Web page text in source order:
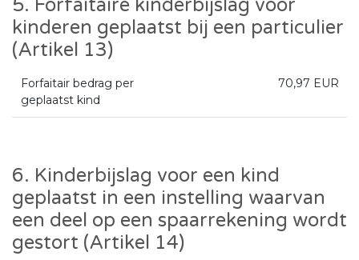
5. Forfaitaire kinderbijslag voor
kinderen geplaatst bij een particulier
(Artikel 13)
Forfaitair bedrag per
geplaatst kind
70,97 EUR
6. Kinderbijslag voor een kind
geplaatst in een instelling waarvan
een deel op een spaarrekening wordt
gestort (Artikel 14)